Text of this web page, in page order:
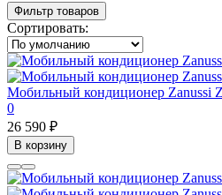
Фильтр товаров
Сортировать:
Мобильный кондиционер Zanussi
0
26 590 ₽
В корзину